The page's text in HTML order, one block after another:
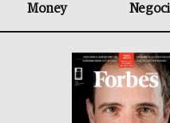
Money